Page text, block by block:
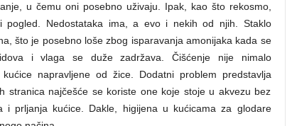
u čemu oni posebno uživaju. Ipak, kao što rekosmo,
pogled. Nedostataka ima, a evo i nekih od njih. Staklo
što je posebno loše zbog isparavanja amonijaka kada se
i vlaga se duže zadržava. Čišćenje nije nimalo
napravljene od žice. Dodatni problem predstavlja
stranica najčešće se koriste one koje stoje u akvezu bez
i prljanja kućice. Dakle, higijena u kućicama za glodare